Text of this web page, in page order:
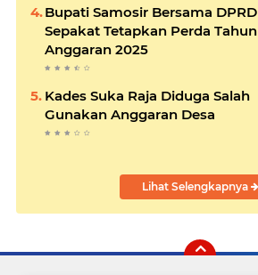
Bupati Samosir Bersama DPRD
Sepakat Tetapkan Perda Tahun
Anggaran 2025
Kades Suka Raja Diduga Salah
Gunakan Anggaran Desa
Lihat Selengkapnya